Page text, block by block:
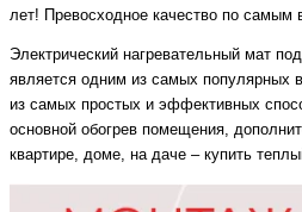
лет! Превосходное качество по самым
Электрический нагревательный мат
является одним из самых популярных
из самых простых и эффективных
основной обогрев помещения,
квартире, доме, на даче – купить